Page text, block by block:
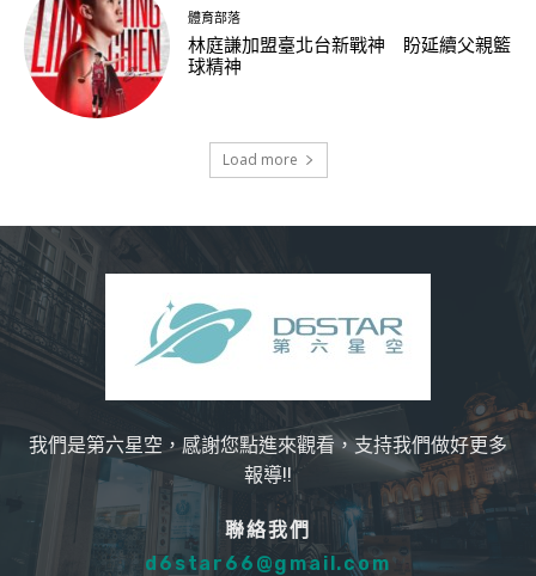
體育部落
林庭謙加盟臺北台新戰神 盼延續父親籃
球精神
Load more
我們是第六星空，感謝您點進來觀看，支持我們做好更多
報導!!
聯絡我們
d6star66@gmail.com